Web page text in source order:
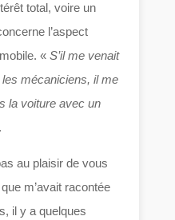
total, voire un
l’aspect
«S’il me venait
les mécaniciens, il me
la voiture avec un
au plaisir de vous
m’avait racontée
il y a quelques